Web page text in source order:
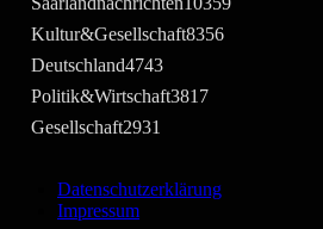
Kultur&Gesellschaft8356
Deutschland4743
Politik&Wirtschaft3817
Gesellschaft2931
Datenschutzerklärung
Impressum